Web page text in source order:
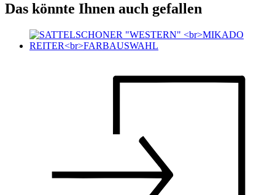
Das könnte Ihnen auch gefallen